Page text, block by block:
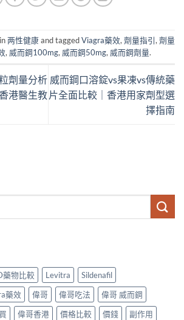
两性健康and taggedViagra藥效, 劑量指引, 劑量
, 威而鋼100mg, 威而鋼50mg, 威而鋼劑量.
劑量分析
港醫生教
威而鋼口溶錠vs果凍vs傳統藥
片全面比較｜香港用家劑型選
擇指南
藥物比較 Levitra
Sildenafil
藥效 偉哥 偉哥吃法
偉哥 威而鋼
偉哥香港 價格比較 價錢
副作用